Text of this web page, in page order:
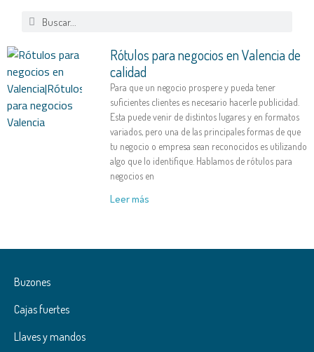
Rótulos para negocios en Valencia de
calidad
Para que un negocio prospere y pueda tener
suficientes clientes es necesario hacerle publicidad.
Esta puede venir de distintos lugares y en formatos
variados, pero una de las principales formas de que
tu negocio o empresa sean reconocidos es utilizando
algo que lo identifique. Hablamos de rótulos para
negocios en
Leer más
Buzones
Cajas fuertes
Llaves y mandos